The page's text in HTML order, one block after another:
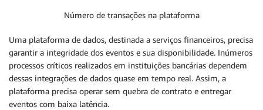
Número de transações na plataforma
Uma plataforma de dados, destinada a serviços financeiros, precisa
garantir a integridade dos eventos e sua disponibilidade. Inúmeros
processos críticos realizados em instituições bancárias dependem
dessas integrações de dados quase em tempo real. Assim, a
plataforma precisa operar sem quebra de contrato e entregar
eventos com baixa latência.